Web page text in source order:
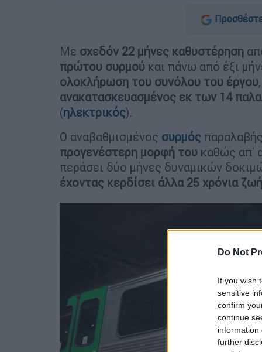
Do Not
If you wish
sensitive
confirm
continue
information
further
Με σχεδόν 22 μήνες καθυστέρηση
πρώτου συρμού και πάνω από έξι
ολοκλήρωση του συνόλου του έργου
ανακατασκευασμένος εκ των 14
(ηλεκτρικός).
Ο αναβαθμισμένος συρμός
προγενέστερη μορφή του καθώς απ'
περάσει δύο μήνες δυναμικών
έχοντας κερδίσει άλλα 25 χρόνια